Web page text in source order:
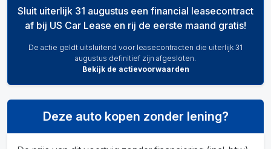
Sluit uiterlijk 31 augustus een financial leasecontract
af bij US Car Lease en rij de eerste maand gratis!
De actie geldt uitsluitend voor leasecontracten die uiterlijk 31
augustus definitief zijn afgesloten.
Bekijk de actievoorwaarden
Deze auto kopen zonder lening?